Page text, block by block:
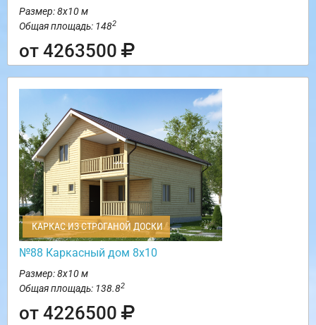
Размер: 8х10 м
Общая площадь: 1482
от 4263500
КАРКАС ИЗ СТРОГАНОЙ ДОСКИ
№88 Каркасный дом 8х10
Размер: 8х10 м
Общая площадь: 138.82
от 4226500